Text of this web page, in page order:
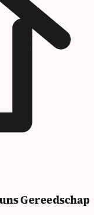
Gereedschap